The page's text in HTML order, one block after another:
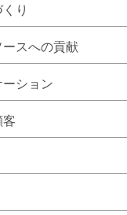
り
ースへの貢献
ーション
客